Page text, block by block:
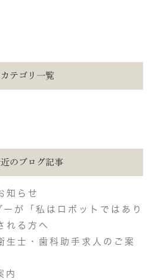
カテゴリ一覧
のブログ記事
知らせ
が「私はロボットではあり
れる方へ
生士・歯科助手求人のご案
内